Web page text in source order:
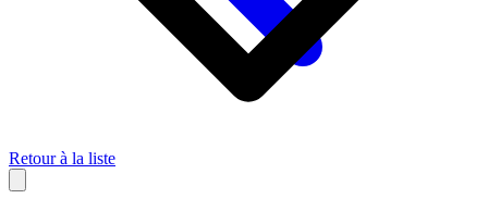
Retour à la liste